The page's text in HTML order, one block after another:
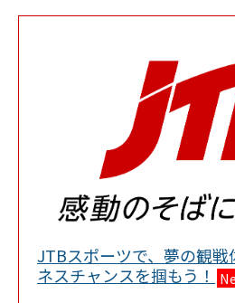
JTBスポーツで、夢の観
ネスチャンスを掴もう！